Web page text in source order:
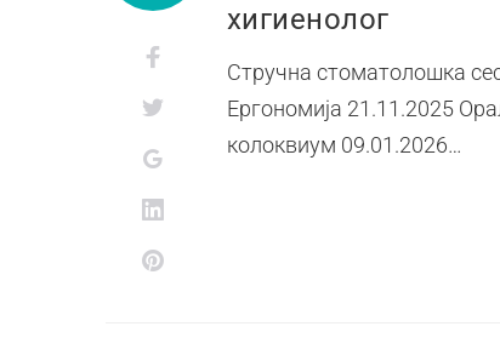
хигиенолог
Стручна стоматолошка
Ергономија 21.11.2025
колоквиум 09.01.2026…